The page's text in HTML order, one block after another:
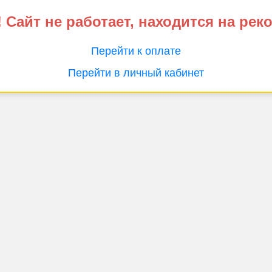
не работает, находится на
Перейти к оплате
Перейти в личный кабинет